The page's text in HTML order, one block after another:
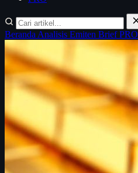
Beranda Analisis Emiten BriefPRO